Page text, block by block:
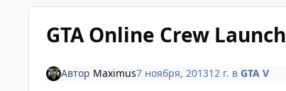
GTA Online Crew Launch
Автор Maximus7 ноября, 201312 г. в GTA V